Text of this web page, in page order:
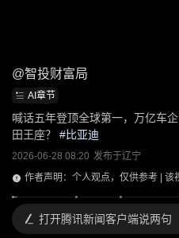
@智投财富局
AI章节
喊话五年登顶全球第一，万亿车
田王座？
#比亚迪
2026-06-28 08:20 发布于辽宁
作者声明：个人观点，仅供参考 | 该
打开腾讯新闻客户端说两句